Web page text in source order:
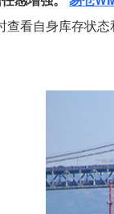
查看自身库存状